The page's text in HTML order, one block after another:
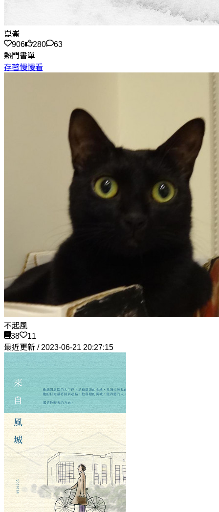
崑崙
906
280
63
熱門書單
存著慢慢看
不起風
38
11
最近更新 / 2023-06-21 20:27:15